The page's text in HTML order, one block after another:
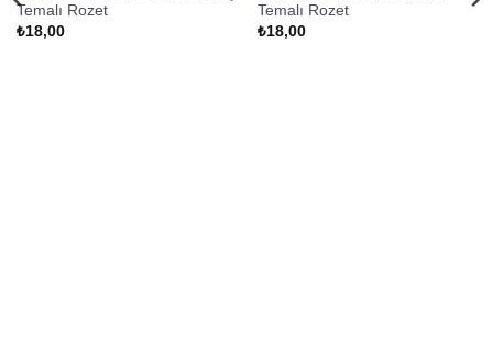
Temalı Rozet
₺18,00
Temalı Rozet
₺18,00